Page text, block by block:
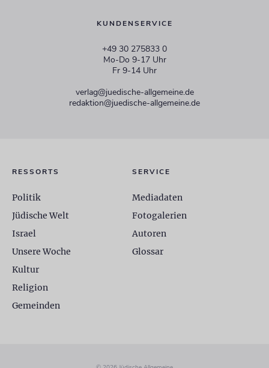
KUNDENSERVICE
+49 30 275833 0
Mo-Do 9-17 Uhr
Fr 9-14 Uhr
verlag@juedische-allgemeine.de
redaktion@juedische-allgemeine.de
RESSORTS
Politik
Jüdische Welt
Israel
Unsere Woche
Kultur
Religion
Gemeinden
SERVICE
Mediadaten
Fotogalerien
Autoren
Glossar